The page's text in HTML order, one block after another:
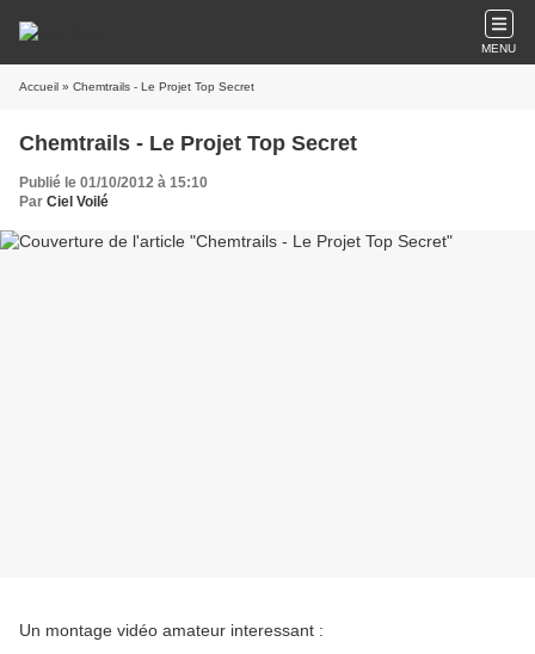
MENU
Accueil » Chemtrails - Le Projet Top Secret
Chemtrails - Le Projet Top Secret
Publié le 01/10/2012 à 15:10
Par Ciel Voilé
Un montage vidéo amateur interessant :